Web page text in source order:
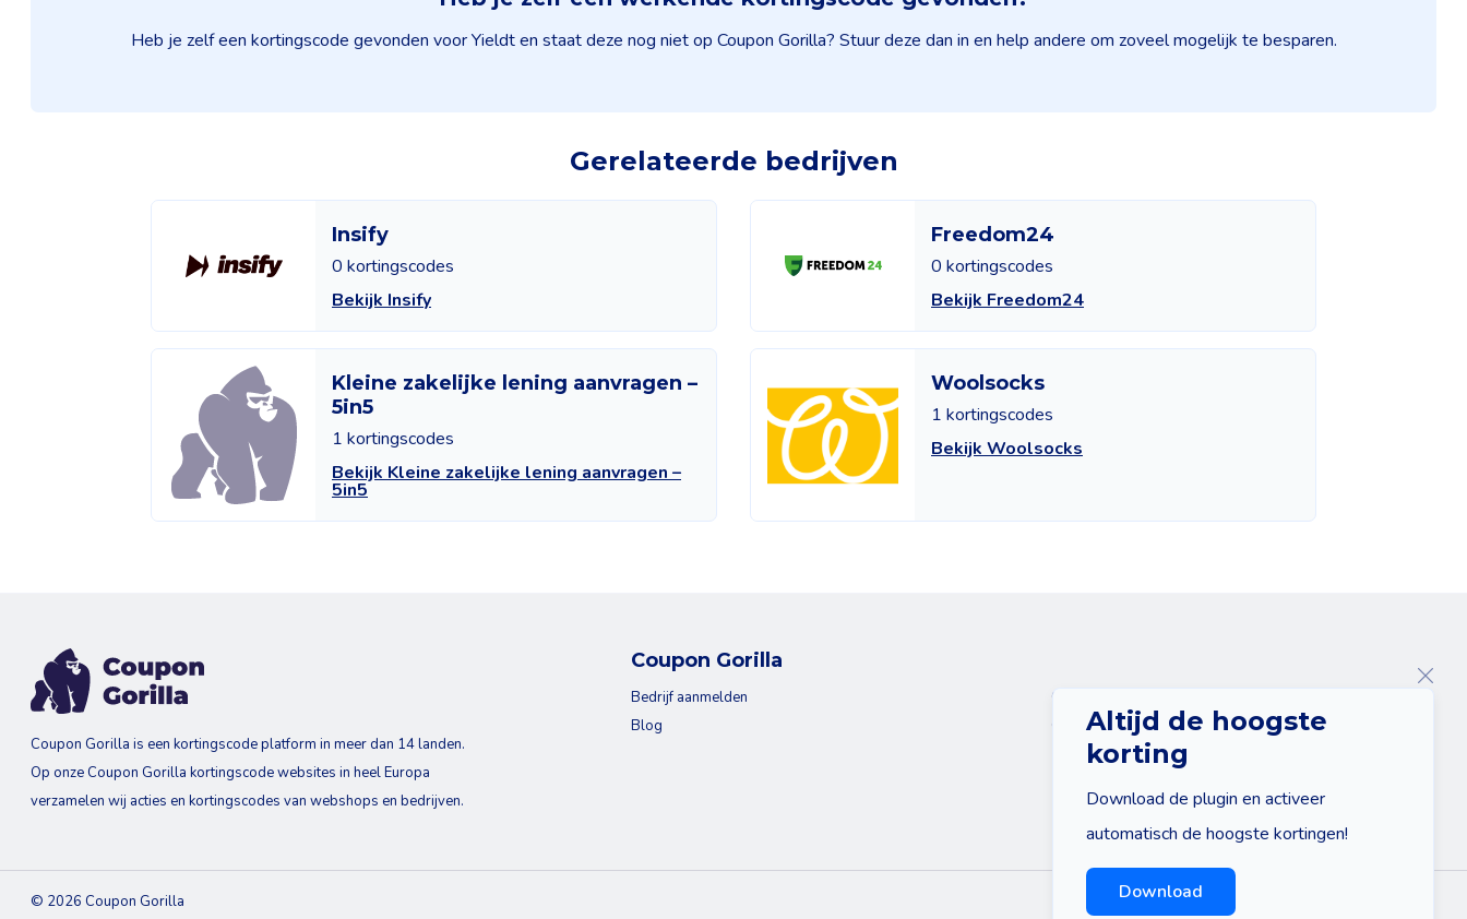
Heb je zelf een kortingscode gevonden voor Yieldt en staat deze nog niet op Coupon Gorilla? Stuur deze dan in en help andere om zoveel mogelijk te besparen.
Gerelateerde bedrijven
Insify
0 kortingscodes
Bekijk Insify
Freedom24
0 kortingscodes
Bekijk Freedom24
Kleine zakelijke lening aanvragen –
5in5
1 kortingscodes
Bekijk Kleine zakelijke lening aanvragen –
5in5
Woolsocks
1 kortingscodes
Bekijk Woolsocks
Altijd de hoogste
korting
Download de plugin en activeer
automatisch de hoogste kortingen!
Download
Coupon Gorilla is een kortingscode platform in meer dan 14 landen.
Op onze Coupon Gorilla kortingscode websites in heel Europa
verzamelen wij acties en kortingscodes van webshops en bedrijven.
Coupon Gorilla
Bedrijf aanmelden
Blog
Over ons
Contact
© 2026 Coupon Gorilla Sitemap